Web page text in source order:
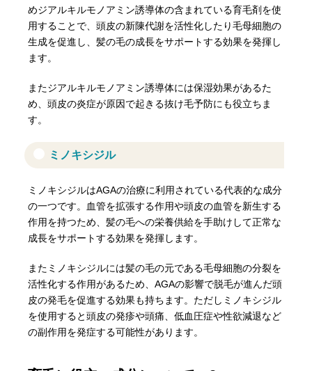
めジアルキルモノアミン誘導体の含まれている育毛剤を使
用することで、頭皮の新陳代謝を活性化したり毛母細胞の
生成を促進し、髪の毛の成長をサポートする効果を発揮し
ます。
またジアルキルモノアミン誘導体には保湿効果があるた
め、頭皮の炎症が原因で起きる抜け毛予防にも役立ちま
す。
ミノキシジル
ミノキシジルはAGAの治療に利用されている代表的な成分
の一つです。血管を拡張する作用や頭皮の血管を新生する
作用を持つため、髪の毛への栄養供給を手助けして正常な
成長をサポートする効果を発揮します。
またミノキシジルには髪の毛の元である毛母細胞の分裂を
活性化する作用があるため、AGAの影響で脱毛が進んだ頭
皮の発毛を促進する効果も持ちます。ただしミノキシジル
を使用すると頭皮の発疹や頭痛、低血圧症や性欲減退など
の副作用を発症する可能性があります。